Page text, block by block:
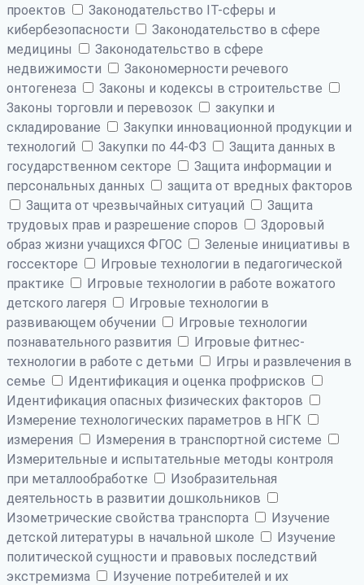
проектов
Законодательство IT-сферы и
кибербезопасности
Законодательство в сфере
медицины
Законодательство в сфере
недвижимости
Закономерности речевого
онтогенеза
Законы и кодексы в строительстве
Законы торговли и перевозок
закупки и
складирование
Закупки инновационной продукции и
технологий
Закупки по 44-ФЗ
Защита данных в
государственном секторе
Защита информации и
персональных данных
защита от вредных факторов
Защита от чрезвычайных ситуаций
Защита
трудовых прав и разрешение споров
Здоровый
образ жизни учащихся ФГОС
Зеленые инициативы в
госсекторе
Игровые технологии в педагогической
практике
Игровые технологии в работе вожатого
детского лагеря
Игровые технологии в
развивающем обучении
Игровые технологии
познавательного развития
Игровые фитнес-
технологии в работе с детьми
Игры и развлечения в
семье
Идентификация и оценка профрисков
Идентификация опасных физических факторов
Измерение технологических параметров в НГК
измерения
Измерения в транспортной системе
Измерительные и испытательные методы контроля
при металлообработке
Изобразительная
деятельность в развитии дошкольников
Изометрические свойства транспорта
Изучение
детской литературы в начальной школе
Изучение
политической сущности и правовых последствий
экстремизма
Изучение потребителей и их